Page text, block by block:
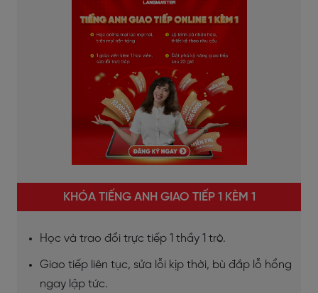
KHÓA TIẾNG ANH GIAO TIẾP 1 KÈM 1
Học và trao đổi trực tiếp 1 thầy 1 trò.
Giao tiếp liên tục, sửa lỗi kịp thời, bù đắp lỗ hổng
ngay lập tức.